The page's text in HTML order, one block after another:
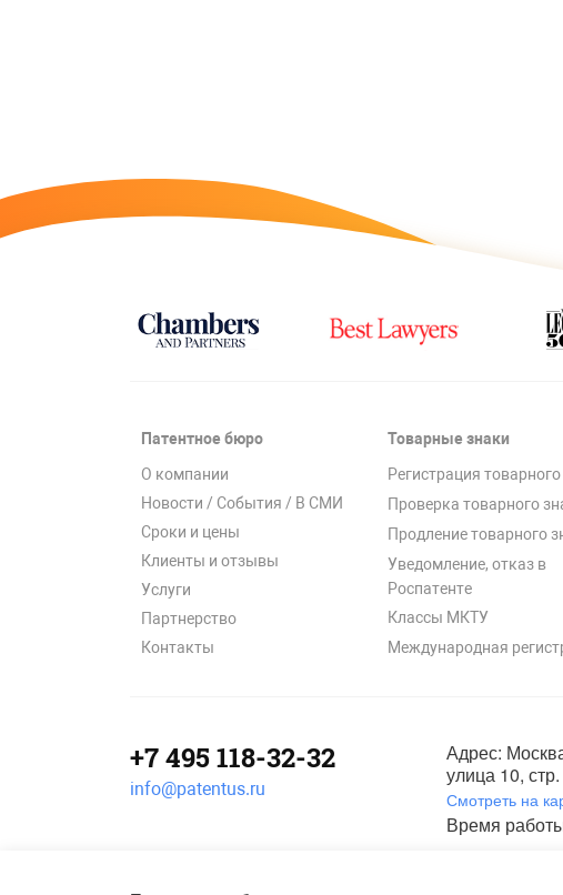
Патентное бюро
О компании
Новости / События / В СМИ
Сроки и цены
Клиенты и отзывы
Услуги
Партнерство
Контакты
Товарные знаки
Регистрация
Проверка товарного
Продление товарного
Уведомление, отказ в
Роспатенте
Классы МКТУ
Международная
+7 495 118-32-32
info@patentus.ru
Адрес:
улица 10,
Смотреть на
Время